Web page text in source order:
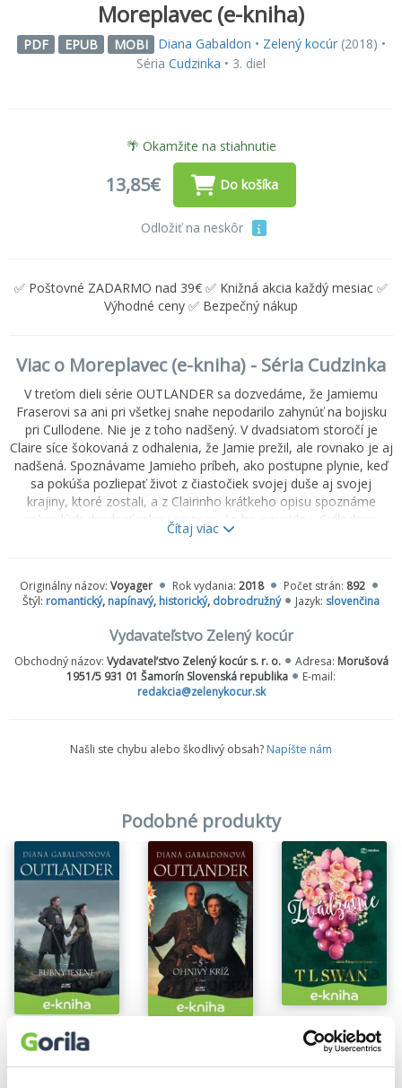
Moreplavec (e-kniha)
PDF EPUB MOBI Diana Gabaldon • Zelený kocúr(2018) •
Séria Cudzinka • 3. diel
🌴 Okamžite na stiahnutie
13,85€ Do košíka
Odložiť na neskôr
✅ Poštovné ZADARMO nad 39€ ✅ Knižná akcia každý mesiac ✅
Výhodné ceny ✅ Bezpečný nákup
Viac o Moreplavec (e-kniha) - Séria Cudzinka
V treťom dieli série OUTLANDER sa dozvedáme, že Jamiemu
Fraserovi sa ani pri všetkej snahe nepodarilo zahynúť na bojisku
pri Cullodene. Nie je z toho nadšený. V dvadsiatom storočí je
Claire síce šokovaná z odhalenia, že Jamie prežil, ale rovnako je aj
nadšená. Spoznávame Jamieho príbeh, ako postupne plynie, keď
sa pokúša pozliepať život z čiastočiek svojej duše aj svojej
krajiny, ktoré zostali, a z Clairinho krátkeho opisu spoznáme
uplynulých dvadsať rokov po tom, čo ho opustila v Cullodene.
Roger MacKenzie a Brianna (Clairina a Jamieho dcéra) si k sebe
ak sa im to podarí, vráti sa Claire k nemu? A ak sa vráti... čo bude
potom? Úprimne? Asi by bolo jednoduchšie opísať, čo sa nestalo,
ako to, čo sa stalo. Príbeh plynie od duchov Samhainu v Škótskej
Vysočine až k uliciam a nevestincom Edinburghu, k šírošírym
diaľavám na mori a dobrodružstvám v Západnej Indii. Kníhtlač,
vlastizrada, vražda, vúdú, čínsky fetišizmus nôh, únos, korytnačia
polievka a mnoho iného. Ale za tým všetkým stojí jediná Jamieho
Čítaj viac
Originálny názov: Voyager Rok vydania: 2018 Počet strán: 892
Štýl: romantický, napínavý, historický, dobrodružný Jazyk: slovenčina
Vydavateľstvo Zelený kocúr
Obchodný názov: Vydavatel’stvo Zelený kocúr s. r. o. Adresa: Morušová
1951/5 931 01 Šamorín Slovenská republika
E-mail:
redakcia@zelenykocur.sk
Našli ste chybu alebo škodlivý obsah? Napíšte nám
Podobné produkty
Bubny jesene
Diana Gabaldon
14,84€ 11,08€
Zvádzanie
L. T. Swan
20,31€